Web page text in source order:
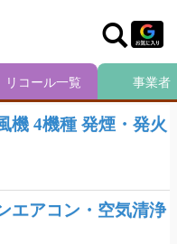
機 4機種 発煙・発火
エアコン・空気清浄
リコール一覧 事業者